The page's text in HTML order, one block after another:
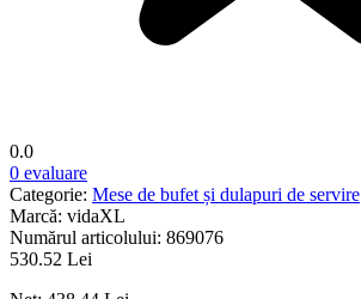
0.0
0 evaluare
Categorie: Mese de bufet și dulapuri de servire
Marcă: vidaXL
Numărul articolului: 869076
530.52 Lei